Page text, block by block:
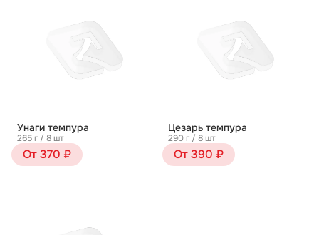
Унаги темпура
265 г / 8 шт
От 370 ₽
Цезарь темпура
290 г / 8 шт
От 390 ₽